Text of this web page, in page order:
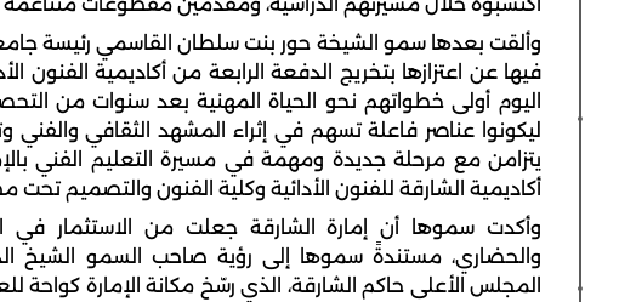
وألقت بعدها سمو الشيخة حور بنت سلطان القاسمي رئيسة
فيها عن اعتزازها بتخريج الدفعة الرابعة من أكاديمية الفنون
اليوم أولى خطواتهم نحو الحياة المهنية بعد سنوات من
ليكونوا عناصر فاعلة تسهم في إثراء المشهد الثقافي والفني
يتزامن مع مرحلة جديدة ومهمة في مسيرة التعليم الفني
أكاديمية الشارقة للفنون الأدائية وكلية الفنون والتصميم
وأكدت سموها أن إمارة الشارقة جعلت من الاستثمار في
والحضاري، مستندةً سموها إلى رؤية صاحب السمو الشيخ
المجلس الأعلى حاكم الشارقة، الذي رسّخ مكانة الإمارة كواحة